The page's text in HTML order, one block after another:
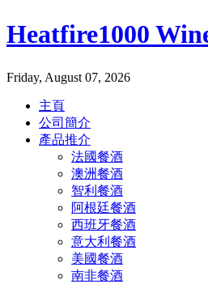
Heatfire1000
Friday, August 07, 2026
主頁
公司簡介
產品推介
法國餐酒
澳洲餐酒
智利餐酒
阿根廷餐酒
西班牙餐酒
意大利餐酒
美國餐酒
南非餐酒